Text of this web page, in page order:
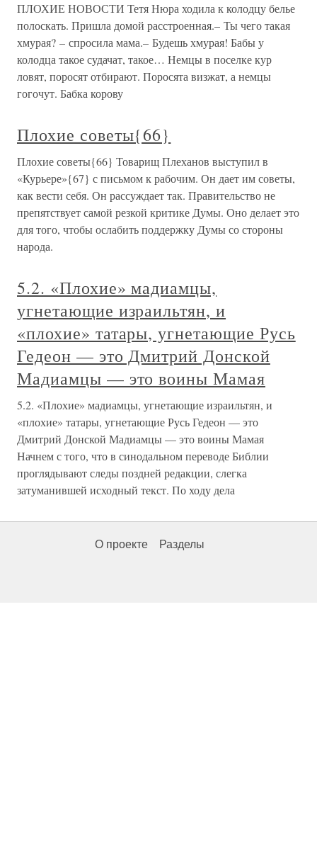
ПЛОХИЕ НОВОСТИ Тетя Нюра ходила к колодцу белье
полоскать. Пришла домой расстроенная.– Ты чего такая
хмурая? – спросила мама.– Будешь хмурая! Бабы у
колодца такое судачат, такое… Немцы в поселке кур
ловят, поросят отбирают. Поросята визжат, а немцы
гогочут. Бабка корову
Плохие советы{66}
Плохие советы{66} Товарищ Плеханов выступил в
«Курьере»{67} с письмом к рабочим. Он дает им советы,
как вести себя. Он рассуждает так. Правительство не
препятствует самой резкой критике Думы. Оно делает это
для того, чтобы ослабить поддержку Думы со стороны
народа.
5.2. «Плохие» мадиамцы,
угнетающие израильтян, и
«плохие» татары, угнетающие Русь
Гедеон — это Дмитрий Донской
Мадиамцы — это воины Мамая
5.2. «Плохие» мадиамцы, угнетающие израильтян, и
«плохие» татары, угнетающие Русь Гедеон — это
Дмитрий Донской Мадиамцы — это воины Мамая
Начнем с того, что в синодальном переводе Библии
проглядывают следы поздней редакции, слегка
затуманившей исходный текст. По ходу дела
О проекте Разделы